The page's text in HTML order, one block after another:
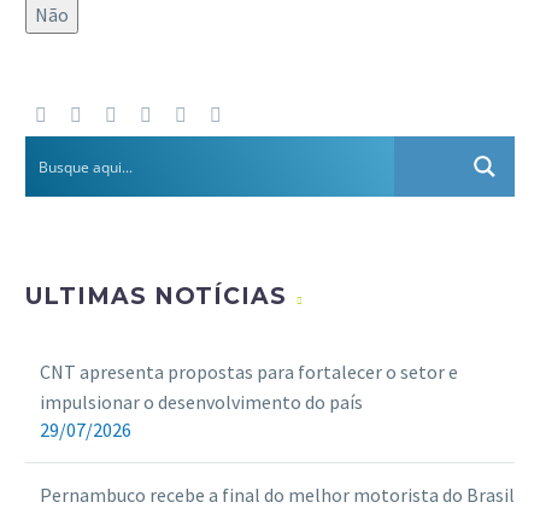
Não
ULTIMAS NOTÍCIAS
CNT apresenta propostas para fortalecer o setor e
impulsionar o desenvolvimento do país
29/07/2026
Pernambuco recebe a final do melhor motorista do Brasil